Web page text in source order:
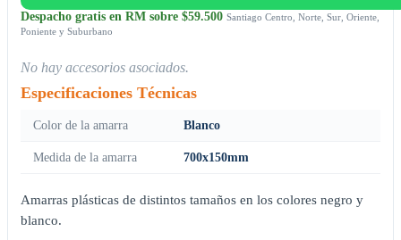
Despacho gratis en RM sobre $59.500 Santiago Centro, Norte, Sur, Oriente,
Poniente y Suburbano
No hay accesorios asociados.
Especificaciones Técnicas
Color de la amarra Blanco
Medida de la amarra 700x150mm
Amarras plásticas de distintos tamaños en los colores negro y
blanco.